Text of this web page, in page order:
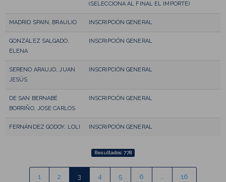
(SELECCIONA AL FINAL EL IMPORTE)
MADRID SPAIN, BRAULIO INSCRIPCIÓN GENERAL
GONZÁLEZ SALGADO,
ELENA
INSCRIPCIÓN GENERAL
SERENO ARAUJO, JUAN
JESÚS
INSCRIPCIÓN GENERAL
DE SAN BERNABÉ
BORRIÑO, JOSE CARLOS
INSCRIPCIÓN GENERAL
FERNÁNDEZ GODOY, LOLI INSCRIPCIÓN GENERAL
Resultados: 778
1 2 3 4 5 6 16